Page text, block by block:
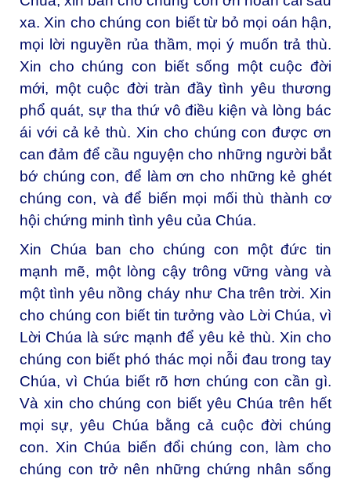
xa. Xin cho chúng con biết từ bỏ mọi oán hận,
mọi lời nguyền rủa thầm, mọi ý muốn trả thù.
Xin cho chúng con biết sống một cuộc đời
mới, một cuộc đời tràn đầy tình yêu thương
phổ quát, sự tha thứ vô điều kiện và lòng bác
ái với cả kẻ thù. Xin cho chúng con được ơn
can đảm để cầu nguyện cho những người bắt
bớ chúng con, để làm ơn cho những kẻ ghét
chúng con, và để biến mọi mối thù thành cơ
hội chứng minh tình yêu của Chúa.
Xin Chúa ban cho chúng con một đức tin
mạnh mẽ, một lòng cậy trông vững vàng và
một tình yêu nồng cháy như Cha trên trời. Xin
cho chúng con biết tin tưởng vào Lời Chúa, vì
Lời Chúa là sức mạnh để yêu kẻ thù. Xin cho
chúng con biết phó thác mọi nỗi đau trong tay
Chúa, vì Chúa biết rõ hơn chúng con cần gì.
Và xin cho chúng con biết yêu Chúa trên hết
mọi sự, yêu Chúa bằng cả cuộc đời chúng
con. Xin Chúa biến đổi chúng con, làm cho
chúng con trở nên những chứng nhân sống